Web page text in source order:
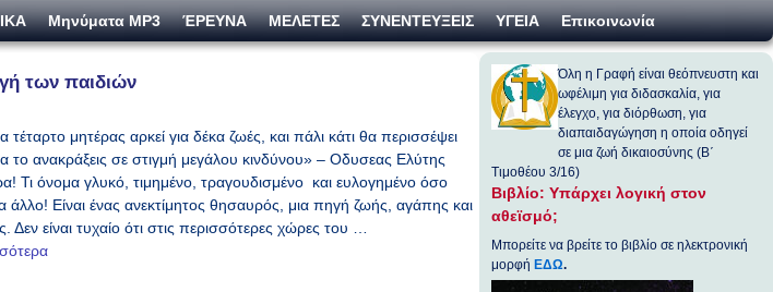
Μηνύματα MP3 ΈΡΕΥΝΑ ΜΕΛΕΤΕΣ ΣΥΝΕΝΤΕΥΞΕΙΣ ΥΓΕΙΑ Επικοινωνία
των παιδιών
τέταρτο μητέρας αρκεί για δέκα ζωές, και πάλι κάτι θα περισσέψει
το ανακράξεις σε στιγμή μεγάλου κινδύνου» – Οδυσεας Ελύτης
Τι όνομα γλυκό, τιμημένο, τραγουδισμένο και ευλογημένο όσο
άλλο! Είναι ένας ανεκτίμητος θησαυρός, μια πηγή ζωής, αγάπης και
Δεν είναι τυχαίο ότι στις περισσότερες χώρες του …
Όλη η Γραφή είναι θεόπνευστη και
ωφέλιμη για διδασκαλία, για
έλεγχο, για διόρθωση, για
διαπαιδαγώγηση η οποία οδηγεί
σε μια ζωή δικαιοσύνης (Β΄
Τιμοθέου 3/16)
Βιβλίο: Υπάρχει λογική στον
αθεϊσμό;
Μπορείτε να βρείτε το βιβλίο σε ηλεκτρονική
μορφή ΕΔΩ.